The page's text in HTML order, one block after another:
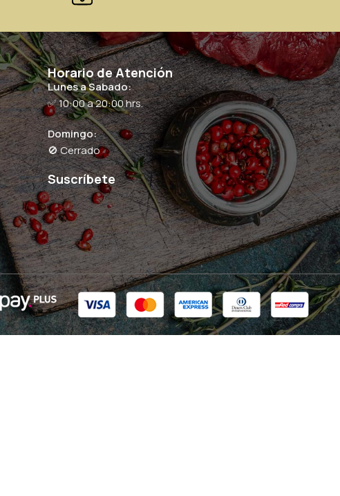
Horario de Atención
Lunes a Sabado:
✅ 10:00 a 20:00 hrs.
Domingo:
🚫 Cerrado
Suscríbete